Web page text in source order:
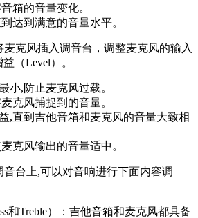
箱的音量变化。
达到满意的音量水平。
克风插入调音台，调整麦克风的输入
（Level）。
小,防止麦克风过载。
克风捕捉到的音量。
,直到吉他音箱和麦克风的音量大致相
克风输出的音量适中。
台上,可以对音响进行下面内容调
和Treble）：吉他音箱和麦克风都具备